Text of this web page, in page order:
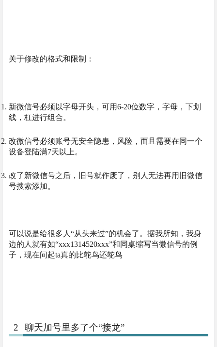
关于修改的格式和限制：
新微信号必须以字母开头，可用6-20位数字，字母，下划
线，杠进行组合。
改微信号必须账号无安全隐患，风险，而且需要在同一个
设备登陆满7天以上。
改了新微信号之后，旧号就作废了，别人无法再用旧微信
号搜索添加。
可以说是给很多人“从头来过”的机会了。据我所知，我身
边的人就有如“xxx1314520xxx”和同桌缩写当微信号的例
子，现在问起ta真的比鸵鸟还鸵鸟
2 聊天加号里多了个“接龙”